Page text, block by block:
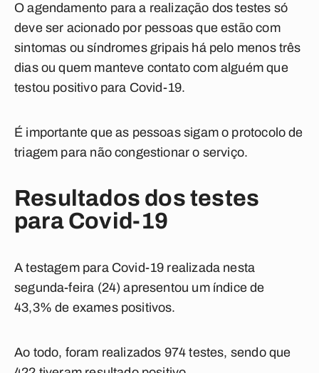
O agendamento para a realização dos testes só
deve ser acionado por pessoas que estão com
sintomas ou síndromes gripais há pelo menos três
dias ou quem manteve contato com alguém que
testou positivo para Covid-19.
É importante que as pessoas sigam o protocolo de
triagem para não congestionar o serviço.
Resultados dos testes
para Covid-19
A testagem para Covid-19 realizada nesta
segunda-feira (24) apresentou um índice de
43,3% de exames positivos.
Ao todo, foram realizados 974 testes, sendo que